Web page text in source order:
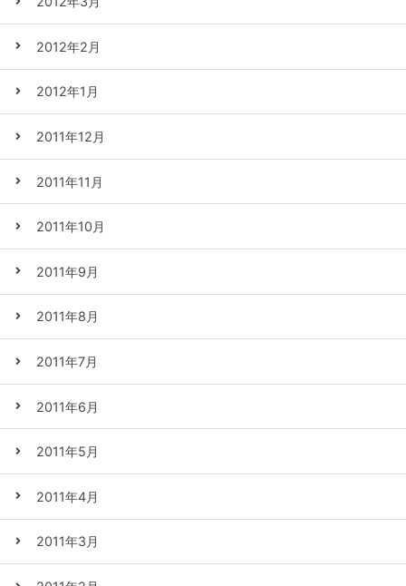
2012年2月
2012年1月
2011年12月
2011年11月
2011年10月
2011年9月
2011年8月
2011年7月
2011年6月
2011年5月
2011年4月
2011年3月